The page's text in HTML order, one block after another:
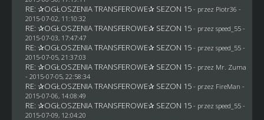
RE: ✰OGŁOSZENIA TRANSFEROWE✰ SEZON 15 - przez Piotr36 -
2015-07-02, 11:10:32
RE: ✰OGŁOSZENIA TRANSFEROWE✰ SEZON 15 - przez speed_55 -
2015-07-03, 17:47:47
RE: ✰OGŁOSZENIA TRANSFEROWE✰ SEZON 15 - przez speed_55 -
2015-07-05, 21:37:03
RE: ✰OGŁOSZENIA TRANSFEROWE✰ SEZON 15 - przez Mr. Zuma
- 2015-07-05, 22:58:34
RE: ✰OGŁOSZENIA TRANSFEROWE✰ SEZON 15 - przez FireMan -
2015-07-06, 14:08:49
RE: ✰OGŁOSZENIA TRANSFEROWE✰ SEZON 15 - przez speed_55 -
2015-07-09, 12:04:20